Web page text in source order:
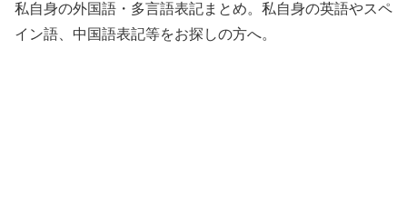
私自身の外国語・多言語表記まとめ。私自身の英語やスペ
イン語、中国語表記等をお探しの方へ。